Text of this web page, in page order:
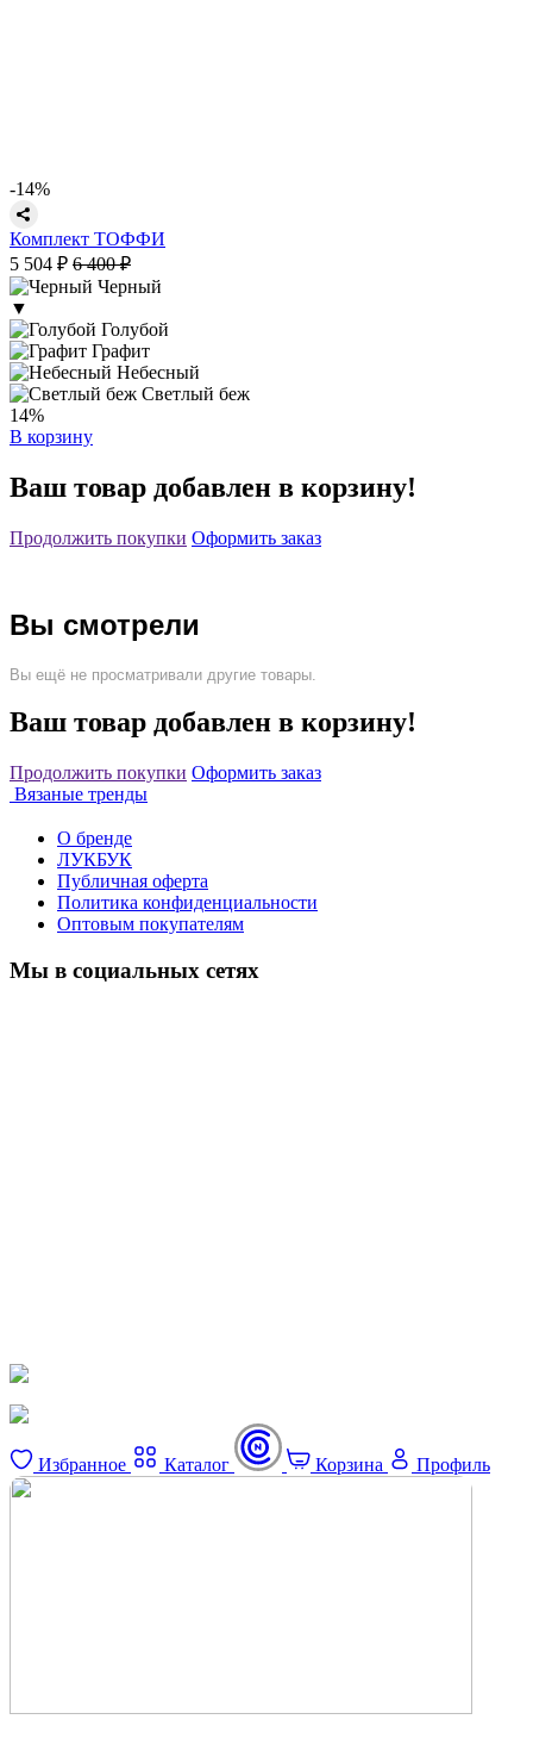
-14%
Комплект ТОФФИ
5 504 ₽ 6 400 ₽
Черный
▼
Голубой
Графит
Небесный
Светлый беж
14%
В корзину
Ваш товар добавлен в корзину!
Продолжить покупки Оформить заказ
Вы смотрели
Вы ещё не просматривали другие товары.
Ваш товар добавлен в корзину!
Продолжить покупки Оформить заказ
Вязаные тренды
О бренде
ЛУКБУК
Публичная оферта
Политика конфиденциальности
Оптовым покупателям
Мы в социальных сетях
Избранное Каталог Корзина Профиль